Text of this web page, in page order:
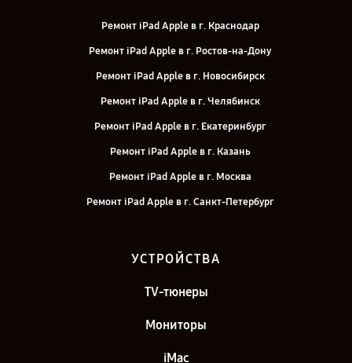
Ремонт iPad Apple в г. Краснодар
Ремонт iPad Apple в г. Ростов-на-Дону
Ремонт iPad Apple в г. Новосибирск
Ремонт iPad Apple в г. Челябинск
Ремонт iPad Apple в г. Екатеринбург
Ремонт iPad Apple в г. Казань
Ремонт iPad Apple в г. Москва
Ремонт iPad Apple в г. Санкт-Петербург
УСТРОЙСТВА
TV-тюнеры
Мониторы
iMac